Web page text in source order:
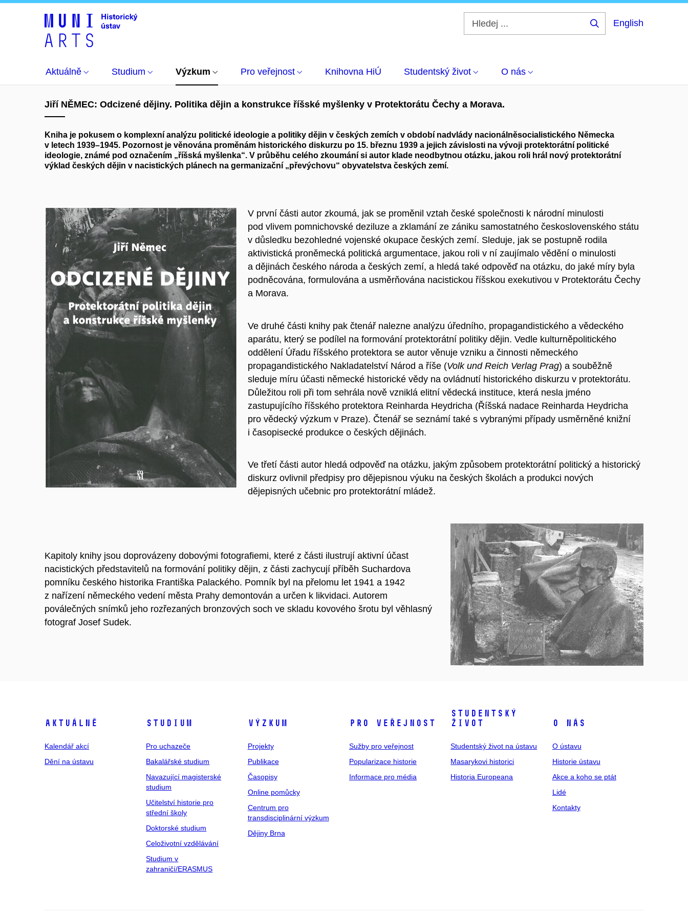
English
Aktuálně Studium Výzkum Pro veřejnost Knihovna HiÚ Studentský život O nás
Jiří NĚMEC: Odcizené dějiny. Politika dějin a konstrukce říšské myšlenky v Protektorátu Čechy a Morava.
Kniha je pokusem o komplexní analýzu politické ideologie a politiky dějin v českých zemích v období nadvlády nacionálněsocialistického Německa
v letech 1939–1945. Pozornost je věnována proměnám historického diskurzu po 15. březnu 1939 a jejich závislosti na vývoji protektorátní politické
ideologie, známé pod označením „říšská myšlenka“. V průběhu celého zkoumání si autor klade neodbytnou otázku, jakou roli hrál nový protektorátní
výklad českých dějin v nacistických plánech na germanizační „převýchovu“ obyvatelstva českých zemí.
V první části autor zkoumá, jak se proměnil vztah české společnosti k národní minulosti
pod vlivem pomnichovské deziluze a zklamání ze zániku samostatného československého státu
v důsledku bezohledné vojenské okupace českých zemí. Sleduje, jak se postupně rodila
aktivistická proněmecká politická argumentace, jakou roli v ní zaujímalo vědění o minulosti
a dějinách českého národa a českých zemí, a hledá také odpověď na otázku, do jaké míry byla
podněcována, formulována a usměrňována nacistickou říšskou exekutivou v Protektorátu Čechy
a Morava.
Ve druhé části knihy pak čtenář nalezne analýzu úředního, propagandistického a vědeckého
aparátu, který se podílel na formování protektorátní politiky dějin. Vedle kulturněpolitického
oddělení Úřadu říšského protektora se autor věnuje vzniku a činnosti německého
propagandistického Nakladatelství Národ a říše (Volk und Reich Verlag Prag) a souběžně
sleduje míru účasti německé historické vědy na ovládnutí historického diskurzu v protektorátu.
Důležitou roli při tom sehrála nově vzniklá elitní vědecká instituce, která nesla jméno
zastupujícího říšského protektora Reinharda Heydricha (Říšská nadace Reinharda Heydricha
pro vědecký výzkum v Praze). Čtenář se seznámí také s vybranými případy usměrněné knižní
i časopisecké produkce o českých dějinách.
Ve třetí části autor hledá odpověď na otázku, jakým způsobem protektorátní politický a historický
diskurz ovlivnil předpisy pro dějepisnou výuku na českých školách a produkci nových
dějepisných učebnic pro protektorátní mládež.
Kapitoly knihy jsou doprovázeny dobovými fotografiemi, které z části ilustrují aktivní účast
nacistických představitelů na formování politiky dějin, z části zachycují příběh Suchardova
pomníku českého historika Františka Palackého. Pomník byl na přelomu let 1941 a 1942
z nařízení německého vedení města Prahy demontován a určen k likvidaci. Autorem
poválečných snímků jeho rozřezaných bronzových soch ve skladu kovového šrotu byl věhlasný
fotograf Josef Sudek.
Aktuálně
Kalendář akcí
Dění na ústavu
Studium
Pro uchazeče
Bakalářské studium
Navazující magisterské
studium
Učitelství historie pro
střední školy
Doktorské studium
Celoživotní vzdělávání
Studium v
zahraničí/ERASMUS
Výzkum
Projekty
Publikace
Časopisy
Online pomůcky
Centrum pro
transdisciplinární výzkum
Dějiny Brna
Pro veřejnost
Sužby pro veřejnost
Popularizace historie
Informace pro média
Studentský
život
Studentský život na ústavu
Masarykovi historici
Historia Europeana
O nás
O ústavu
Historie ústavu
Akce a koho se ptát
Lidé
Kontakty